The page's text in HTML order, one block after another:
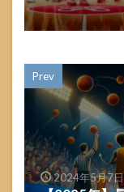
Prev
2024年5月7日